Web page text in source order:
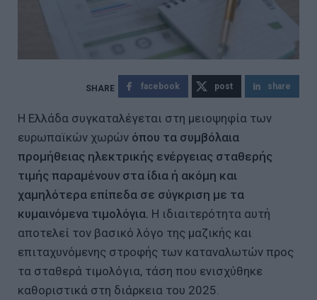
facebook post share
Η Ελλάδα συγκαταλέγεται στη μειοψηφία των
ευρωπαϊκών χωρών όπου τα συμβόλαια
προμήθειας ηλεκτρικής ενέργειας σταθερής
τιμής παραμένουν στα ίδια ή ακόμη και
χαμηλότερα επίπεδα σε σύγκριση με τα
κυμαινόμενα τιμολόγια. Η ιδιαιτερότητα αυτή
αποτελεί τον βασικό λόγο της μαζικής και
επιταχυνόμενης στροφής των καταναλωτών προς
τα σταθερά τιμολόγια, τάση που ενισχύθηκε
καθοριστικά στη διάρκεια του 2025.